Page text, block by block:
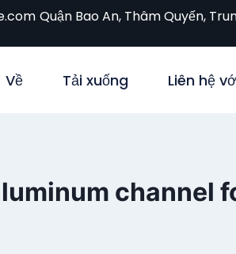
Quận Bao An, Thâm Quyến,
Về Tải xuống Liên hệ
channel